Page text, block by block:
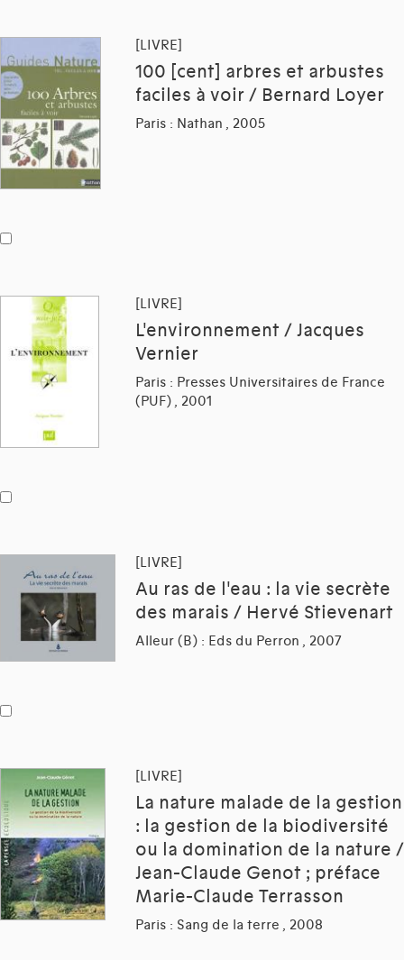
[LIVRE]
100 [cent] arbres et arbustes
faciles à voir / Bernard Loyer
Paris : Nathan , 2005
[LIVRE]
L'environnement / Jacques
Vernier
Paris : Presses Universitaires de France
(PUF) , 2001
[LIVRE]
Au ras de l'eau : la vie secrète
des marais / Hervé Stievenart
Alleur (B) : Eds du Perron , 2007
[LIVRE]
La nature malade de la gestion
: la gestion de la biodiversité
ou la domination de la nature /
Jean-Claude Genot ; préface
Marie-Claude Terrasson
Paris : Sang de la terre , 2008